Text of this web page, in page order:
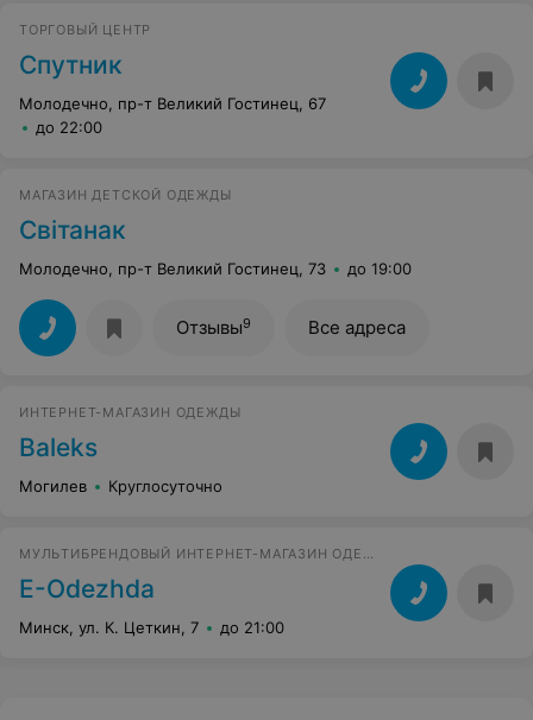
ТОРГОВЫЙ ЦЕНТР
Спутник
Молодечно, пр-т Великий Гостинец, 67
до 22:00
МАГАЗИН ДЕТСКОЙ ОДЕЖДЫ
Свiтанак
Молодечно, пр-т Великий Гостинец, 73 до 19:00
Отзывы9 Все адреса
ИНТЕРНЕТ-МАГАЗИН ОДЕЖДЫ
Baleks
Могилев Круглосуточно
МУЛЬТИБРЕНДОВЫЙ ИНТЕРНЕТ-МАГАЗИН ОДЕЖДЫ И АКСЕССУАРОВ
Е-Оdezhda
Минск, ул. К. Цеткин, 7 до 21:00